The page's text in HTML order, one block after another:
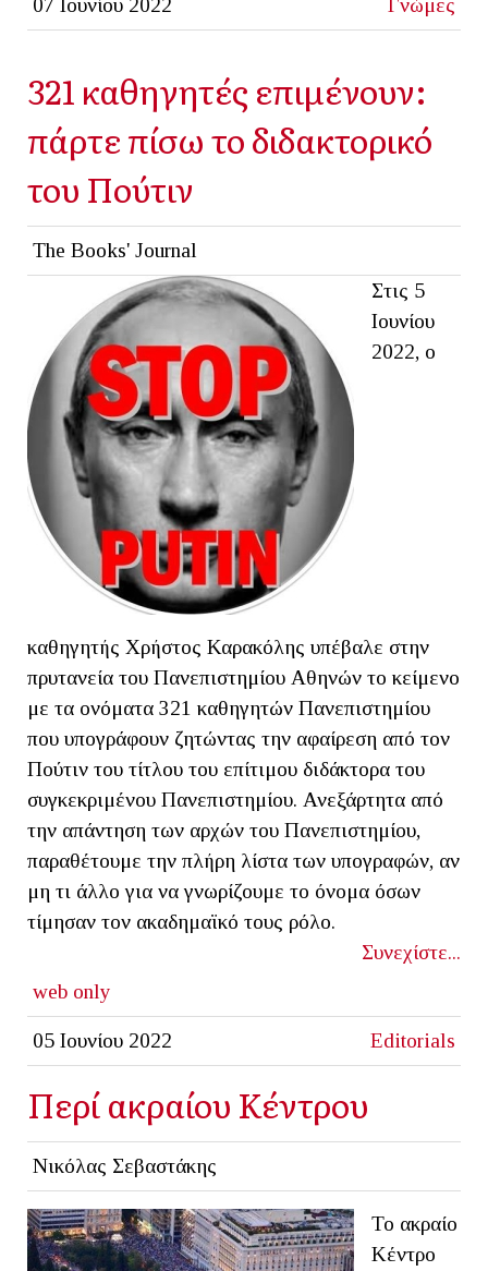
321 καθηγητές επιμένουν:
πάρτε πίσω το διδακτορικό
του Πούτιν
The Books' Journal
Στις 5
Ιουνίου
2022, ο
καθηγητής Χρήστος Καρακόλης υπέβαλε στην
πρυτανεία του Πανεπιστημίου Αθηνών το κείμενο
με τα ονόματα 321 καθηγητών Πανεπιστημίου
που υπογράφουν ζητώντας την αφαίρεση από τον
Πούτιν του τίτλου του επίτιμου διδάκτορα του
συγκεκριμένου Πανεπιστημίου. Ανεξάρτητα από
την απάντηση των αρχών του Πανεπιστημίου,
παραθέτουμε την πλήρη λίστα των υπογραφών, αν
μη τι άλλο για να γνωρίζουμε το όνομα όσων
τίμησαν τον ακαδημαϊκό τους ρόλο.
Συνεχίστε...
web only
05 Ιουνίου 2022 Editorials
Περί ακραίου Κέντρου
Νικόλας Σεβαστάκης
Το ακραίο
Κέντρο